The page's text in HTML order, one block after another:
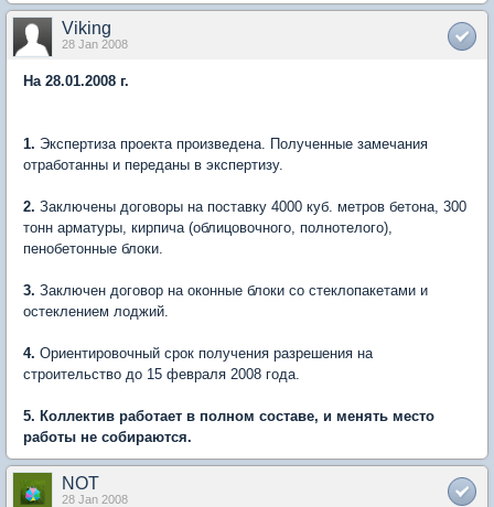
Viking
28 Jan 2008
На 28.01.2008 г.
1. Экспертиза проекта произведена. Полученные замечания
отработанны и переданы в экспертизу.
2. Заключены договоры на поставку 4000 куб. метров бетона, 300
тонн арматуры, кирпича (облицовочного, полнотелого),
пенобетонные блоки.
3. Заключен договор на оконные блоки со стеклопакетами и
остеклением лоджий.
4. Ориентировочный срок получения разрешения на
строительство до 15 февраля 2008 года.
5. Коллектив работает в полном составе, и менять место
работы не собираются.
NOT
28 Jan 2008